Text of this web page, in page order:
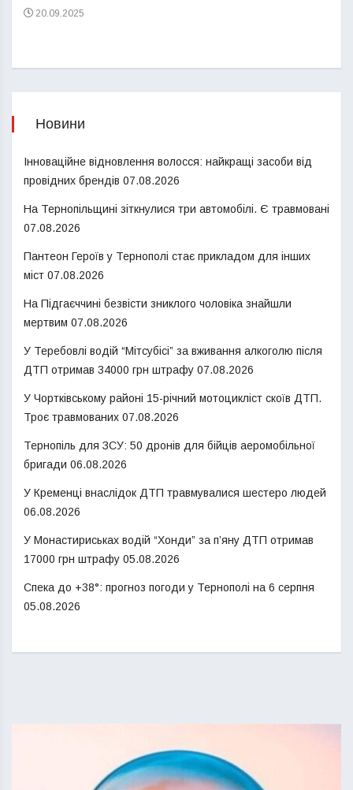
20.09.2025
Новини
Інноваційне відновлення волосся: найкращі засоби від
провідних брендів 07.08.2026
На Тернопільщині зіткнулися три автомобілі. Є травмовані
07.08.2026
Пантеон Героїв у Тернополі стає прикладом для інших
міст 07.08.2026
На Підгаєччині безвісти зниклого чоловіка знайшли
мертвим 07.08.2026
У Теребовлі водій “Мітсубісі” за вживання алкоголю після
ДТП отримав 34000 грн штрафу 07.08.2026
У Чортківському районі 15-річний мотоцикліст скоїв ДТП.
Троє травмованих 07.08.2026
Тернопіль для ЗСУ: 50 дронів для бійців аеромобільної
бригади 06.08.2026
У Кременці внаслідок ДТП травмувалися шестеро людей
06.08.2026
У Монастириськах водій “Хонди” за п’яну ДТП отримав
17000 грн штрафу 05.08.2026
Спека до +38°: прогноз погоди у Тернополі на 6 серпня
05.08.2026